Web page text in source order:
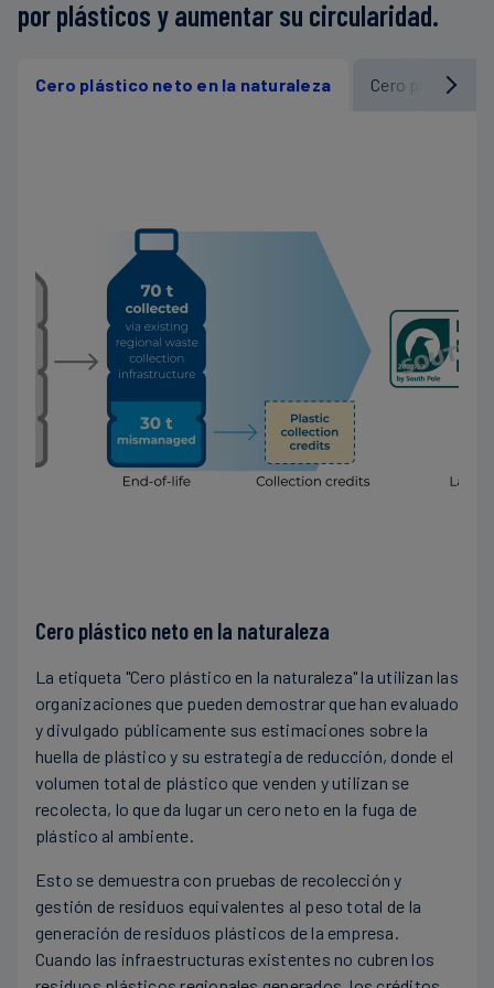
por plásticos y aumentar su circularidad.
Cero plástico neto en la naturaleza Cero plástico
Cero plástico neto en la naturaleza
La etiqueta "Cero plástico en la naturaleza" la utilizan las
organizaciones que pueden demostrar que han evaluado
y divulgado públicamente sus estimaciones sobre la
huella de plástico y su estrategia de reducción, donde el
volumen total de plástico que venden y utilizan se
recolecta, lo que da lugar un cero neto en la fuga de
plástico al ambiente.
Esto se demuestra con pruebas de recolección y
gestión de residuos equivalentes al peso total de la
generación de residuos plásticos de la empresa.
Cuando las infraestructuras existentes no cubren los
La etiqueta "Cero plástico neto desperdiciado" la
utilizan las organizaciones que pueden demostrar que
han evaluado y divulgado públicamente sus
estimaciones sobre la huella de plástico y su estrategia
de reducción, y que el volumen total de plástico que
venden y utilizan se recolecta y recicla.
Esto se demuestra mediante pruebas de recolección y
reciclado de residuos, equivalentes a los residuos de
plástico generados por la empresa. Cuando la
infraestructura de gestión de residuos existente no
cubra los residuos de plástico generados a nivel